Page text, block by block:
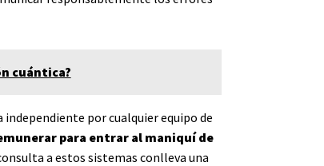
cuántica?
por cualquier equipo de
para entrar al maniquí de
a estos sistemas conlleva una